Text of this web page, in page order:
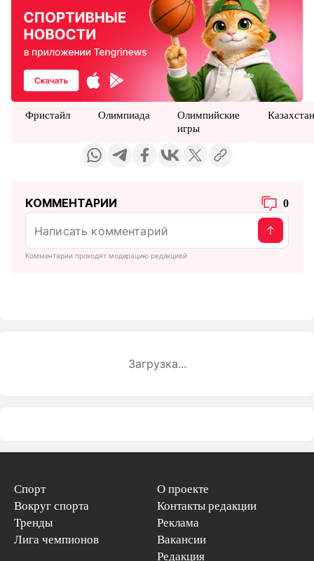
Фристайл Олимпиада
Олимпийские
игры
КОММЕНТАРИИ 0
Комментарии проходят модерацию редакцией
Загрузка...
Спорт
Вокруг спорта
Тренды
Лига чемпионов
О проекте
Контакты редакции
Реклама
Вакансии
Редакция